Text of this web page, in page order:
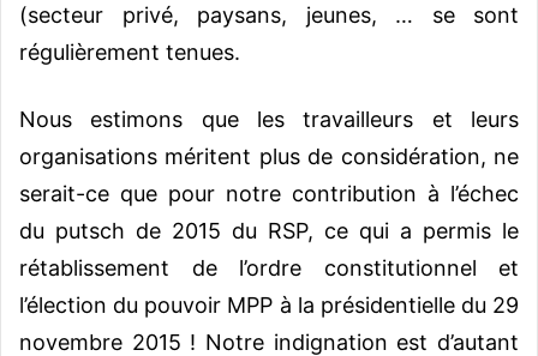
(secteur privé, paysans, jeunes, … se sont
régulièrement tenues.
Nous estimons que les travailleurs et leurs
organisations méritent plus de considération, ne
serait-ce que pour notre contribution à l’échec
du putsch de 2015 du RSP, ce qui a permis le
rétablissement de l’ordre constitutionnel et
l’élection du pouvoir MPP à la présidentielle du 29
novembre 2015 ! Notre indignation est d’autant